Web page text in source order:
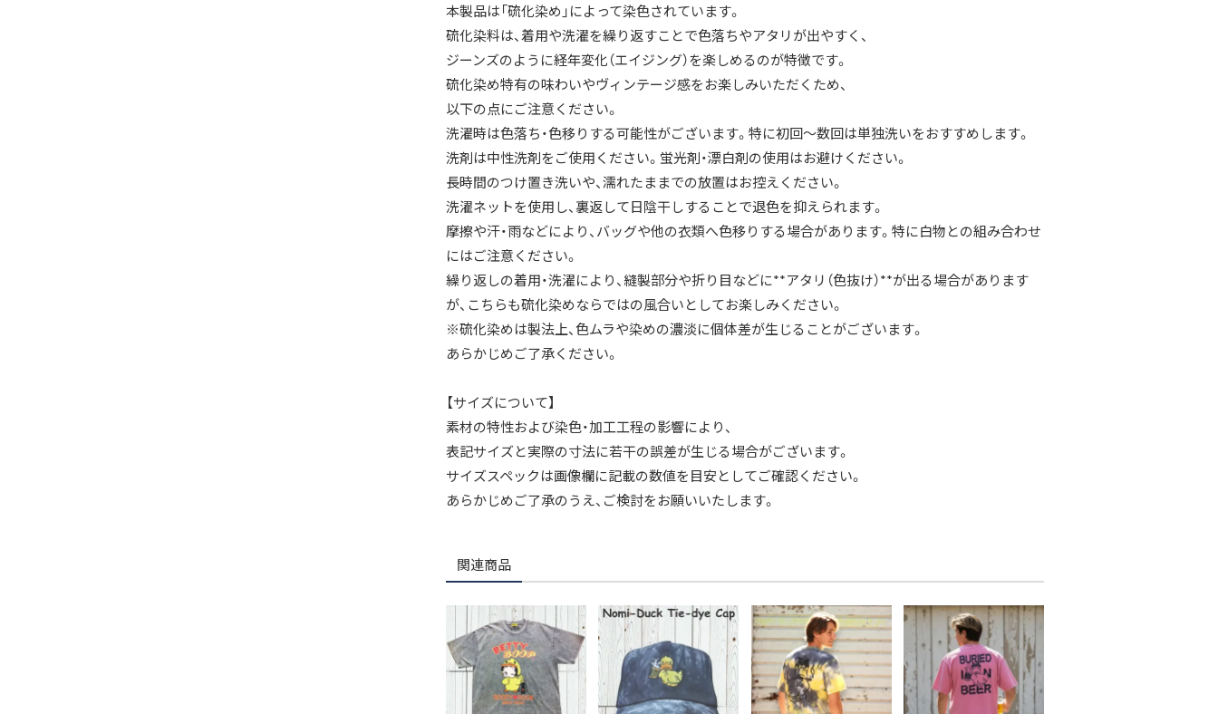
本製品は「硫化染め」によって染色されています。
硫化染料は、着用や洗濯を繰り返すことで色落ちやアタリが出やすく、
ジーンズのように経年変化（エイジング）を楽しめるのが特徴です。
硫化染め特有の味わいやヴィンテージ感をお楽しみいただくため、
以下の点にご注意ください。
洗濯時は色落ち・色移りする可能性がございます。特に初回〜数回は単独洗いをおすすめします。
洗剤は中性洗剤をご使用ください。蛍光剤・漂白剤の使用はお避けください。
長時間のつけ置き洗いや、濡れたままでの放置はお控えください。
洗濯ネットを使用し、裏返して日陰干しすることで退色を抑えられます。
摩擦や汗・雨などにより、バッグや他の衣類へ色移りする場合があります。特に白物との組み合わせ
にはご注意ください。
繰り返しの着用・洗濯により、縫製部分や折り目などに**アタリ（色抜け）**が出る場合があります
が、こちらも硫化染めならではの風合いとしてお楽しみください。
※硫化染めは製法上、色ムラや染めの濃淡に個体差が生じることがございます。
あらかじめご了承ください。
【サイズについて】
素材の特性および染色・加工工程の影響により、
表記サイズと実際の寸法に若干の誤差が生じる場合がございます。
サイズスペックは画像欄に記載の数値を目安としてご確認ください。
あらかじめご了承のうえ、ご検討をお願いいたします。
関連商品